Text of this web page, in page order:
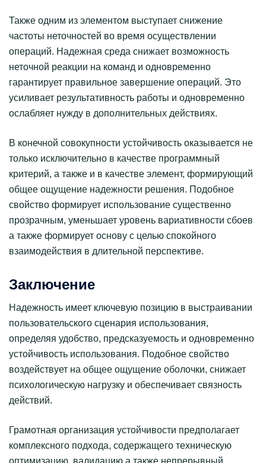
Также одним из элементом выступает снижение
частоты неточностей во время осуществлении
операций. Надежная среда снижает возможность
неточной реакции на команд и одновременно
гарантирует правильное завершение операций. Это
усиливает результативность работы и одновременно
ослабляет нужду в дополнительных действиях.
В конечной совокупности устойчивость оказывается не
только исключительно в качестве программный
критерий, а также и в качестве элемент, формирующий
общее ощущение надежности решения. Подобное
свойство формирует использование существенно
прозрачным, уменьшает уровень вариативности сбоев
а также формирует основу с целью спокойного
взаимодействия в длительной перспективе.
Заключение
Надежность имеет ключевую позицию в выстраивании
пользовательского сценария использования,
определяя удобство, предсказуемость и одновременно
устойчивость использования. Подобное свойство
воздействует на общее ощущение оболочки, снижает
психологическую нагрузку и обеспечивает связность
действий.
Грамотная организация устойчивости предполагает
комплексного подхода, содержащего техническую
оптимизацию, валидацию а также непрерывный